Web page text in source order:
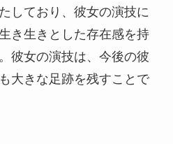
しており、彼女の演技に
き生きとした存在感を持
彼女の演技は、今後の彼
大きな足跡を残すことで